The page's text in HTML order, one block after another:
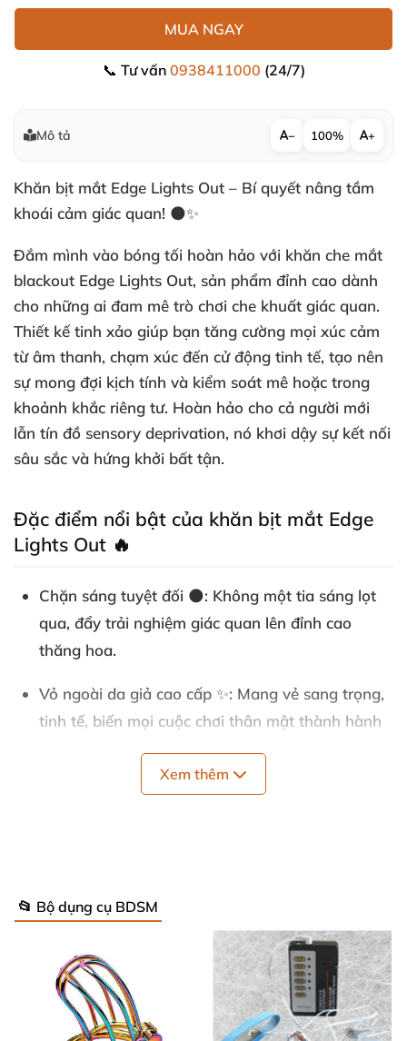
MUA NGAY
📞 Tư vấn 0938411000 (24/7)
Mô tả − 100% +
Khăn bịt mắt Edge Lights Out – Bí quyết nâng tầm
khoái cảm giác quan! 🌑✨
Đắm mình vào bóng tối hoàn hảo với khăn che mắt
blackout Edge Lights Out, sản phẩm đỉnh cao dành
cho những ai đam mê trò chơi che khuất giác quan.
Thiết kế tinh xảo giúp bạn tăng cường mọi xúc cảm
từ âm thanh, chạm xúc đến cử động tinh tế, tạo nên
sự mong đợi kịch tính và kiểm soát mê hoặc trong
khoảnh khắc riêng tư. Hoàn hảo cho cả người mới
lẫn tín đồ sensory deprivation, nó khơi dậy sự kết nối
sâu sắc và hứng khởi bất tận.
Đặc điểm nổi bật của khăn bịt mắt Edge
Lights Out 🔥
Chặn sáng tuyệt đối 🌑: Không một tia sáng lọt
qua, đẩy trải nghiệm giác quan lên đỉnh cao
thăng hoa.
Vỏ ngoài da giả cao cấp ✨: Mang vẻ sang trọng,
tinh tế, biến mọi cuộc chơi thân mật thành hành
Đệm memory foam êm ái☁️: Ôm sát khuôn mặt,
Sản phẩm không chỉ bền bỉ mà còn dễ dàng vệ sinh,
luôn sẵn sàng cho những cuộc phiêu lưu cảm xúc
đầy bất ngờ. Với
khăn bịt mắt da giả
này, mọi buổi
hẹn hò trở nên cuốn hút, tập trung hoàn toàn vào
đối tác qua lớp foam memory dịu nhẹ như nhung.
Xem thêm
📂 Bộ dụng cụ BDSM